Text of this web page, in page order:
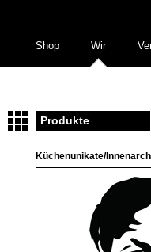
Shop Wir
Produkte
Küchenunikate/